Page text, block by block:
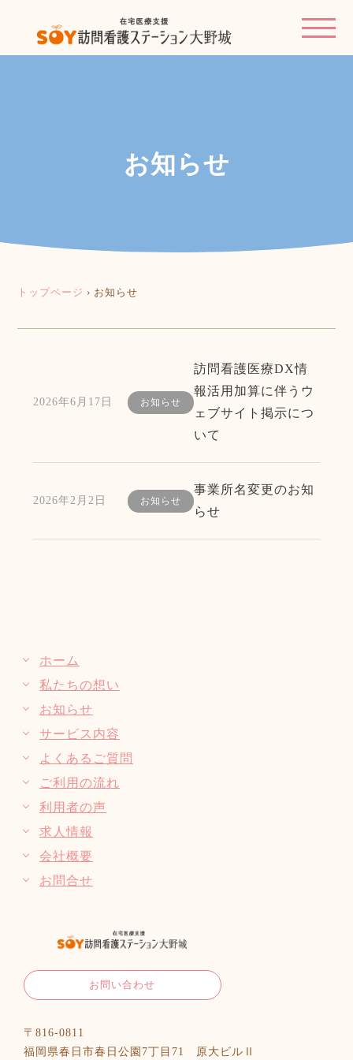
お知らせ
トップページ › お知らせ
2026年6月17日 お知らせ
訪問看護医療DX情
報活用加算に伴うウ
ェブサイト掲示につ
いて
2026年2月2日 お知らせ
事業所名変更のお知
らせ
ホーム
私たちの想い
お知らせ
サービス内容
よくあるご質問
ご利用の流れ
利用者の声
求人情報
会社概要
お問合せ
お問い合わせ
〒816-0811
福岡県春日市春日公園7丁目71 原大ビルⅡ